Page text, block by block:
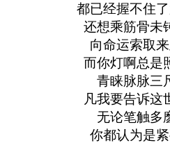
都已经握不住
还想乘筋骨未
向命运索取
而你灯啊总是
青睐脉脉三
凡我要告诉这
无论笔触多
你都认为是